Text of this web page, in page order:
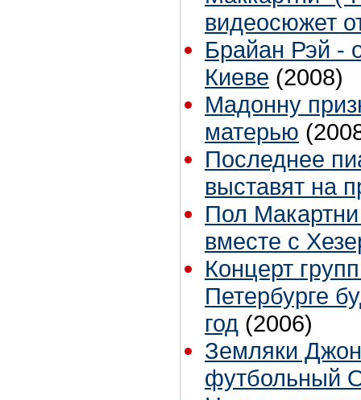
видеосюжет
Брайан Рэй -
Киеве (2008)
Мадонну
матерью
Последнее
выставят на
Пол
вместе с
Концерт
Петербурге
год (2006)
Земляки
футбольный